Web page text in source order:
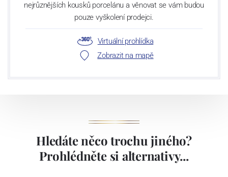
nejrůznějších kousků porcelánu a věnovat se vám budou
pouze vyškolení prodejci.
Virtuální prohlídka
Zobrazit na mapě
Hledáte něco trochu jiného?
Prohlédněte si alternativy...